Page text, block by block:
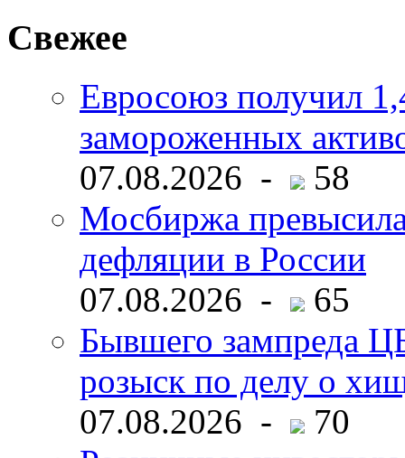
Свежее
Евросоюз получил
замороженных
07.08.2026 -
58
Мосбиржа
дефляции в России
07.08.2026 -
65
Бывшего зампреда
розыск по делу о
07.08.2026 -
70